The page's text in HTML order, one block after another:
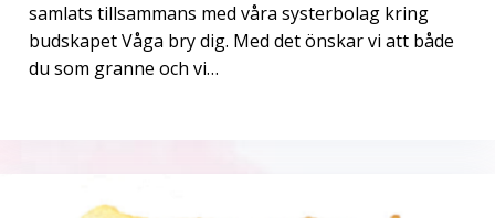
samlats tillsammans med våra systerbolag kring
budskapet Våga bry dig. Med det önskar vi att både
du som granne och vi…